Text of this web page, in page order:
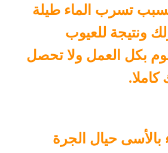
تسرب الماء طيلة
ونتيجة للعيوب
بكل العمل ولا تحصل
حيال الجرة